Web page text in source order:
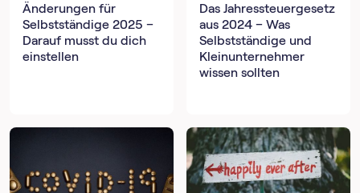
Änderungen für
Selbstständige 2025 –
Darauf musst du dich
einstellen
Das Jahressteuergesetz
aus 2024 – Was
Selbstständige und
Kleinunternehmer
wissen sollten